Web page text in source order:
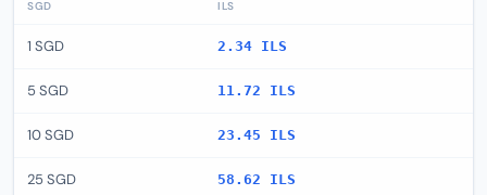
SGD ILS
1 SGD 2.34 ILS
5 SGD 11.72 ILS
10 SGD 23.45 ILS
25 SGD 58.62 ILS